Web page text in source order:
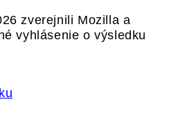
zverejnili Mozilla a
vyhlásenie o výsledku